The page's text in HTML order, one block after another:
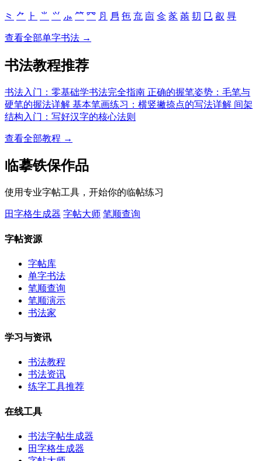
⺀ ⺈ ⺊ ⺌ ⺍ ⺗ ⺮ ⺳ ⺼ 㐆 㐌 㐬 㐭 㐱 㒸 㒼 㓞 㔾 㕡 㝵
查看全部单字书法 →
书法教程推荐
书法入门：零基础学书法完全指南 正确的握笔姿势：毛笔与
硬笔的握法详解 基本笔画练习：横竖撇捺点的写法详解 间架
结构入门：写好汉字的核心法则
查看全部教程 →
临摹铁保作品
使用专业字帖工具，开始你的临帖练习
田字格生成器 字帖大师 笔顺查询
字帖资源
字帖库
单字书法
笔顺查询
笔顺演示
书法家
学习与资讯
书法教程
书法资讯
练字工具推荐
在线工具
书法字帖生成器
田字格生成器